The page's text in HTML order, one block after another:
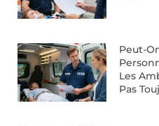
Peut-
Les
Pas